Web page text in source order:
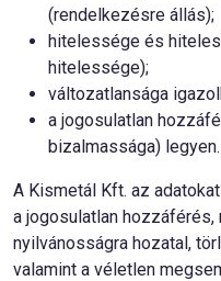
(rendelkezésre állás);
hitelessége és
hitelessége);
változatlansága
a jogosulatlan
bizalmassága) legyen.
A Kismetál Kft. az
a jogosulatlan
nyilvánosságra hozatal,
valamint a véletlen